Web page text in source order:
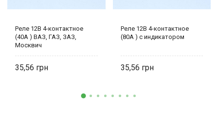
Реле 12В 4-контактное
(40А ) ВАЗ, ГАЗ, ЗАЗ,
Москвич
35,56
Реле 12В 4-контактное
(80А ) с индикатором
35,56